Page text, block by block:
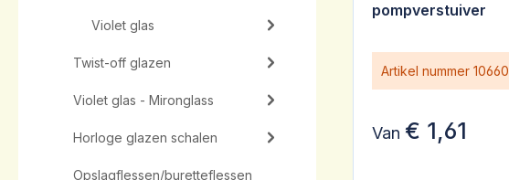
Violet glas
Twist-off glazen
Violet glas - Mironglass
Horloge glazen schalen
Opslagflessen/buretteflessen
pompverstuiver
Artikel nummer
Van € 1,61